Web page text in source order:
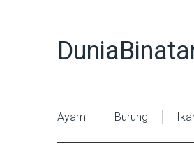
Ayam Burung